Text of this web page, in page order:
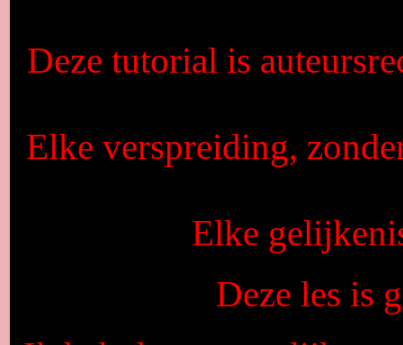
Deze tutorial is
Elke verspreiding,
Elke
Deze les is